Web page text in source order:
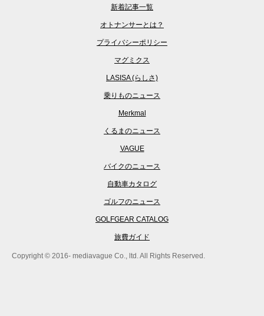
新着記事一覧
オトナンサーとは？
プライバシーポリシー
マグミクス
LASISA (らしさ)
乗りものニュース
Merkmal
くるまのニュース
VAGUE
バイクのニュース
自動車カタログ
ゴルフのニュース
GOLFGEAR CATALOG
旅費ガイド
Copyright © 2016- mediavague Co., ltd. All Rights Reserved.